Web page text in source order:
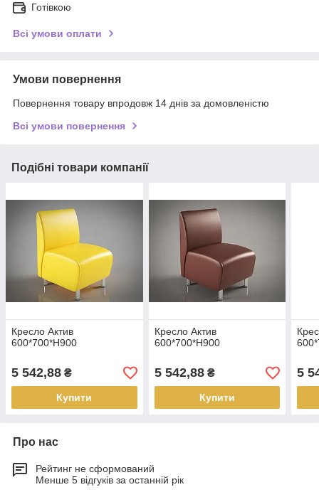
Готівкою
Всі умови оплати
Умови повернення
Повернення товару впродовж 14 днів за домовленістю
Всі умови повернення
Подібні товари компанії
Кресло Актив
600*700*Н900
5 542,88 ₴
Купити
Кресло Актив
600*700*Н900
5 542,88₴
Купити
5
Про нас
Рейтинг не сформований
Менше 5 відгуків за останній рік